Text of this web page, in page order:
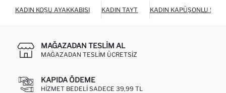
KADIN KOŞU AYAKKABISI KADIN TAYT KADIN KAPÜŞONLU
MAĞAZADAN TESLIM AL
MAĞAZADAN TESLIM ÜCRETSIZ
KAPIDA ÖDEME
HIZMET BEDELI SADECE 39,99 TL